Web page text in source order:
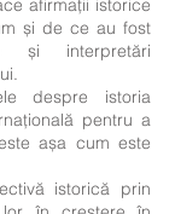
afirmații istorice
și de ce au fost
și interpretări
despre istoria
pentru a
așa cum este
istorică prin